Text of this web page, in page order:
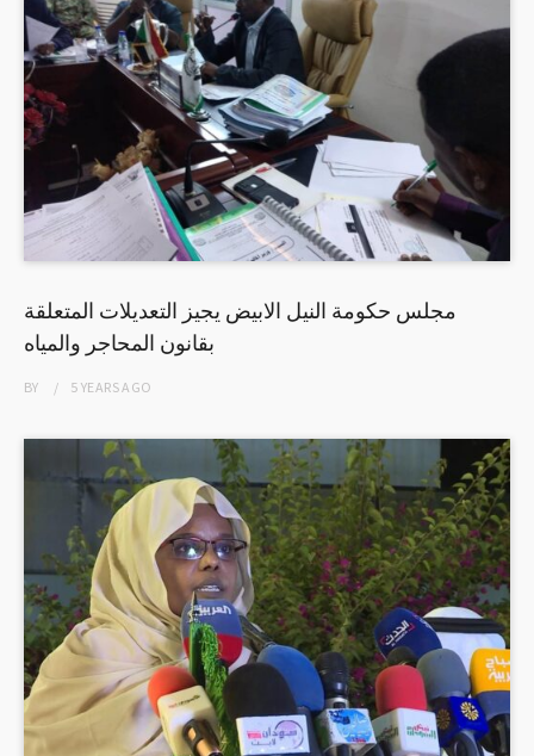
مجلس حكومة النيل الابيض يجيز التعديلات المتعلقة
بقانون المحاجر والمياه
BY 5 YEARSAGO